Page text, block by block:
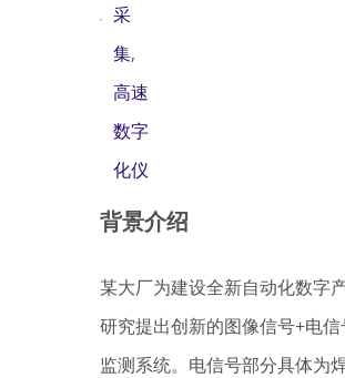
采
集,
高速
数字
化仪
背景介绍
某大厂为建设全新自动化数字
研究提出创新的图像信号+电
监测系统。电信号部分具体为